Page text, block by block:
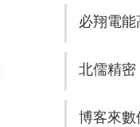
必翔電能
北儒精密
博客來數